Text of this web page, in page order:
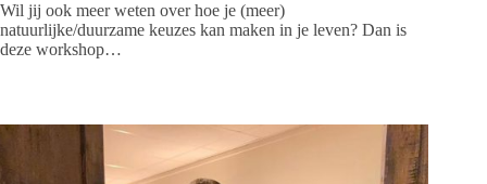
Wil jij ook meer weten over hoe je (meer)
natuurlijke/duurzame keuzes kan maken in je leven? Dan is
deze workshop…